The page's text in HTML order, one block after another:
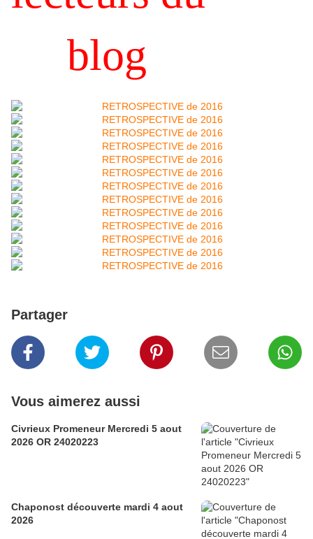
blog
Partager
Vous aimerez aussi
Civrieux Promeneur Mercredi 5 aout
2026 OR 24020223
Chaponost découverte mardi 4 aout
2026